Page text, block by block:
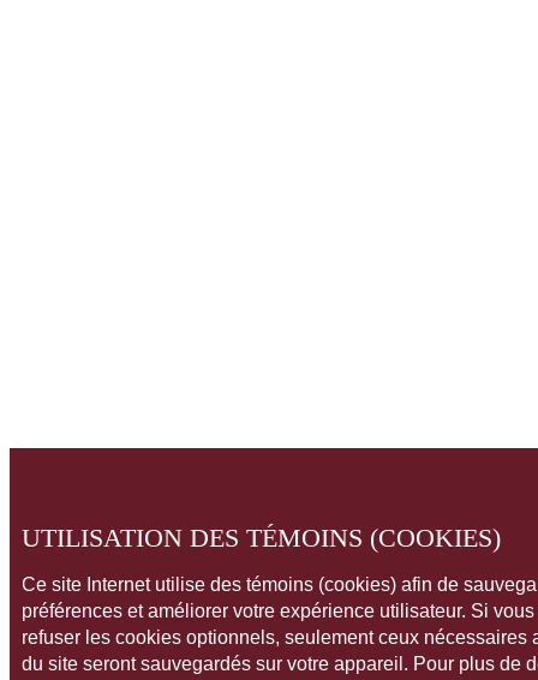
UTILISATION DES TÉMOINS (COOKIES)
Ce site Internet utilise des témoins (cookies) afin de
préférences et améliorer votre expérience utilisateur. Si
refuser les cookies optionnels, seulement ceux nécessaires
du site seront sauvegardés sur votre appareil. Pour plus de